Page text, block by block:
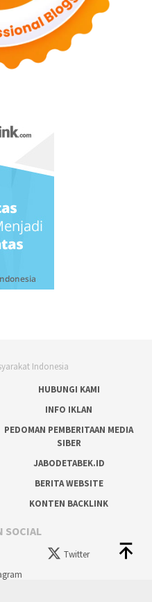
HUBUNGI KAMI
INFO IKLAN
PEDOMAN PEMBERITAAN MEDIA
SIBER
JABODETABEK.ID
BERITA WEBSITE
KONTEN BACKLINK
SOCIAL
Twitter